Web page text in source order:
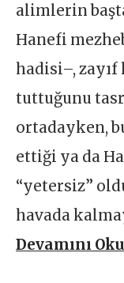
alimlerin
Hanefi
hadisi–, zayıf
tuttuğunu
ortadayken,
ettiği ya da
“yetersiz”
havada
Devamını Oku